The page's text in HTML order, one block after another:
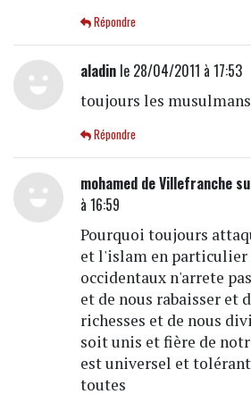
Répondre
aladinle 28/04/2011 à 17:53
toujours les
Répondre
mohamed de Villefranche
à 16:59
Pourquoi toujours
et l'islam en particulier
occidentaux n'arrete
et de nous rabaisser et
richesses et de nous
soit unis et fière de
est universel et
toutes